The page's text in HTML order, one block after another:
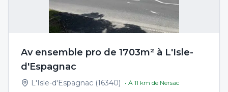
Av ensemble pro de 1703m² à L'Isle-
d'Espagnac
L'Isle-d'Espagnac (16340) • À 11 km de Nersac